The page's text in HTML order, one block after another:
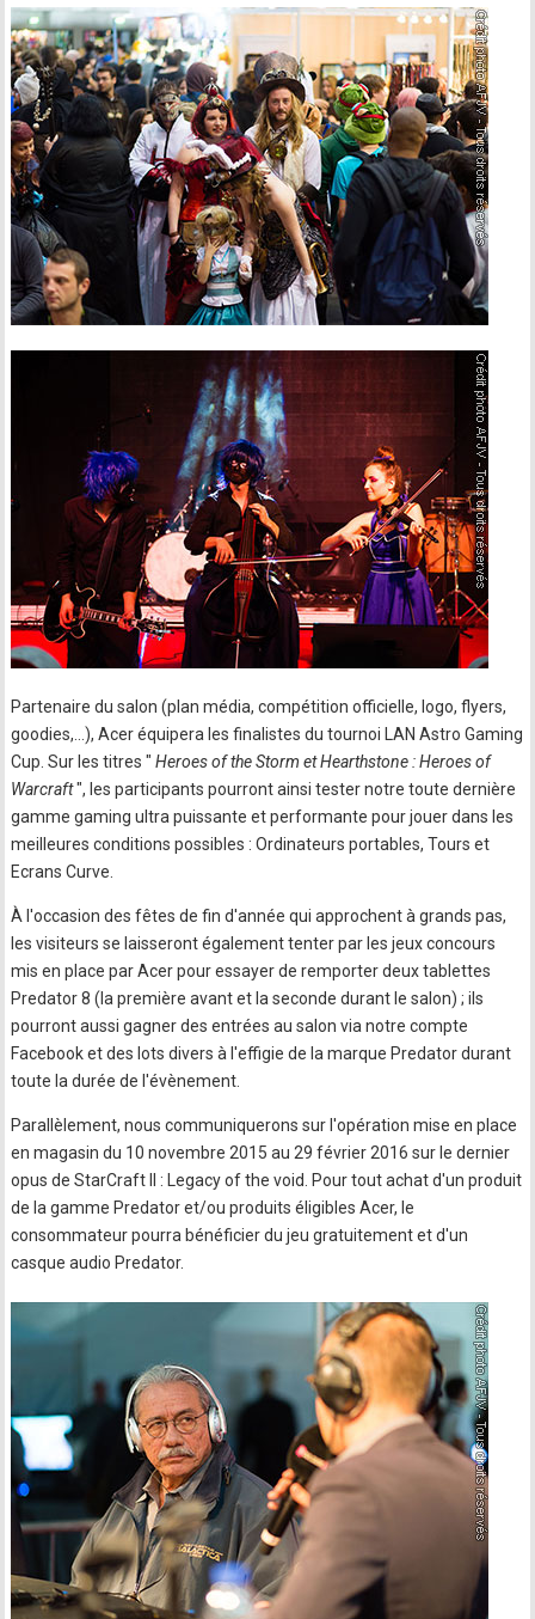
Partenaire du salon (plan média, compétition officielle, logo, flyers,
goodies,…), Acer équipera les finalistes du tournoi LAN Astro Gaming
Cup. Sur les titres " Heroes of the Storm et Hearthstone : Heroes of
Warcraft", les participants pourront ainsi tester notre toute dernière
gamme gaming ultra puissante et performante pour jouer dans les
meilleures conditions possibles : Ordinateurs portables, Tours et
Ecrans Curve.
À l'occasion des fêtes de fin d'année qui approchent à grands pas,
les visiteurs se laisseront également tenter par les jeux concours
mis en place par Acer pour essayer de remporter deux tablettes
Predator 8 (la première avant et la seconde durant le salon) ; ils
pourront aussi gagner des entrées au salon via notre compte
Facebook et des lots divers à l'effigie de la marque Predator durant
toute la durée de l'évènement.
Parallèlement, nous communiquerons sur l'opération mise en place
en magasin du 10 novembre 2015 au 29 février 2016 sur le dernier
opus de StarCraft II : Legacy of the void. Pour tout achat d'un produit
de la gamme Predator et/ou produits éligibles Acer, le
consommateur pourra bénéficier du jeu gratuitement et d'un
casque audio Predator.